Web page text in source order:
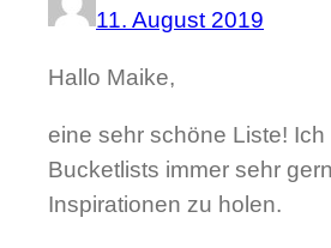
11. August 2019
Hallo Maike,
eine sehr schöne Liste! Ich
Bucketlists immer sehr
Inspirationen zu holen.